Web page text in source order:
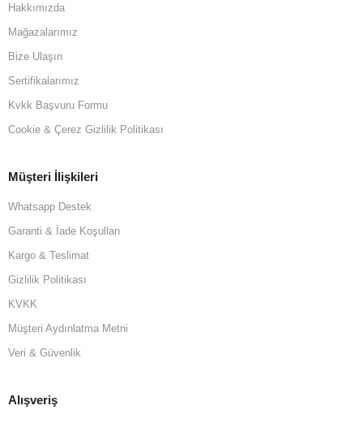
Hakkımızda
Mağazalarımız
Bize Ulaşın
Sertifikalarımız
Kvkk Başvuru Formu
Cookie & Çerez Gizlilik Politikası
Müşteri İlişkileri
Whatsapp Destek
Garanti & İade Koşulları
Kargo & Teslimat
Gizlilik Politikası
KVKK
Müşteri Aydınlatma Metni
Veri & Güvenlik
Alışveriş